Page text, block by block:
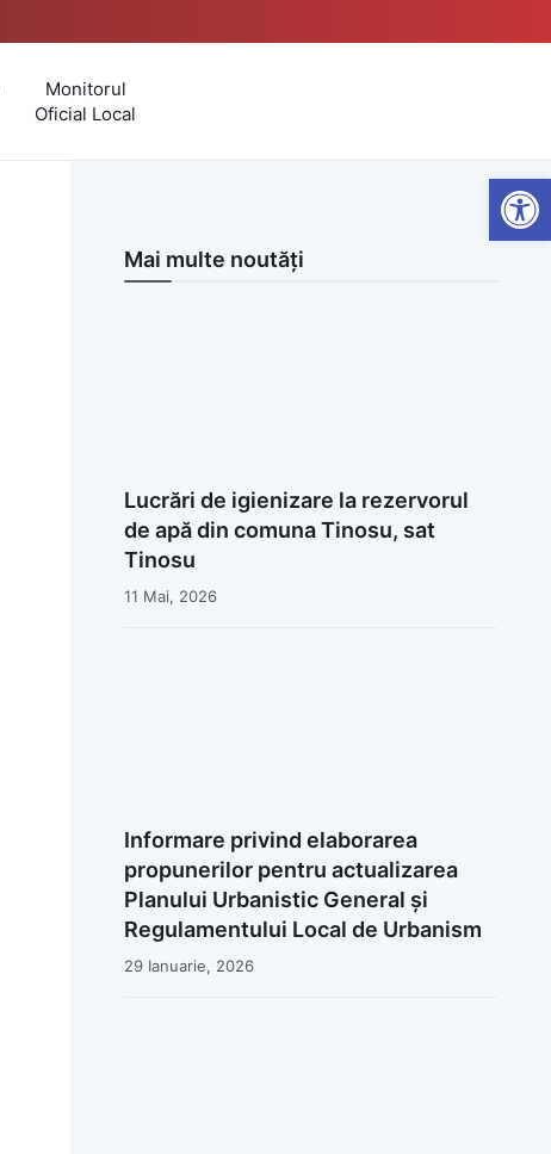
Monitorul
Oficial Local
Mai multe noutăți
Lucrări de igienizare la rezervorul
de apă din comuna Tinosu, sat
Tinosu
11 Mai, 2026
Informare privind elaborarea
propunerilor pentru actualizarea
Planului Urbanistic General și
Regulamentului Local de Urbanism
29 Ianuarie, 2026